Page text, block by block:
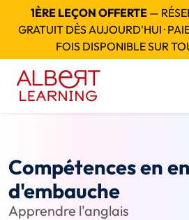
1ÈRE LEÇON OFFERTE—
GRATUIT DÈS AUJOURD'HUI ·
FOIS DISPONIBLE SUR
Compétences en
d'embauche
Apprendre l'anglais